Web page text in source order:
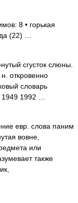
8 • горькая
(22) …
сгусток слюны.
откровенно
словарь
1992 …
евр. слова паним
вовне,
или
также